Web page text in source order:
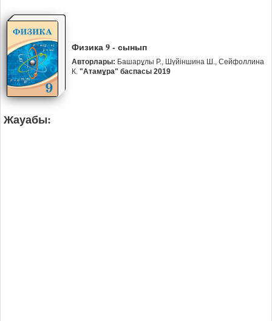
Физика 9 - сынып
Авторлары: Башарұлы Р., Шүйіншина Ш., Сейфоллина
К. "Атамұра" баспасы 2019
Жауабы: